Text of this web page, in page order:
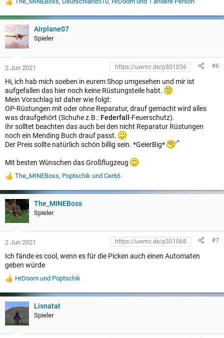
W
r
u
n
n
Airplane07
Spieler
2 Jun 2021 #6
Hi, ich hab mich soeben in eurem Shop umgesehen und mir ist
aufgefallen das hier noch keine Rüstungsteile habt.
Mein Vorschlag ist daher wie folgt:
OP-Rüstungen mit oder ohne Reparatur, drauf gemacht wird alles
was draufgehört (Schuhe z.B.: Federfall -Feuerschutz).
Ihr solltet beachten das auch bei den nicht Reparatur Rüstungen
noch ein Mending Buch drauf passt.
Der Preis sollte natürlich schön billig sein. *GeierBig*
Mit besten Wünschen das Großflugzeug
W
r
t
u
n
n
The_MINEBoss, Poptschik und Cer66
The_MINEBoss
Spieler
2 Jun 2021 #7
Ich fände es cool, wenn es für die Picken auch einen Automaten
geben würde
W
r
t
u
n
HrDoom und Poptschik
Lisnatat
Spieler